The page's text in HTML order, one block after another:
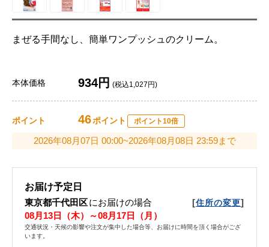
まぜる手間なし、簡単ワンプッシュのクリーム。
本体価格 934円 (税込1,027円)
ポイント 46ポイント ポイント10倍
2026年08月07日 00:00~2026年08月08日 23:59まで
お届け予定日
東京都千代田区にお届けの場合 [住所の変更]
08月13日（木）～08月17日（月）
交通状況・天候の影響や注文が集中した場合等、お届けに時間を頂く場合がござ
います。